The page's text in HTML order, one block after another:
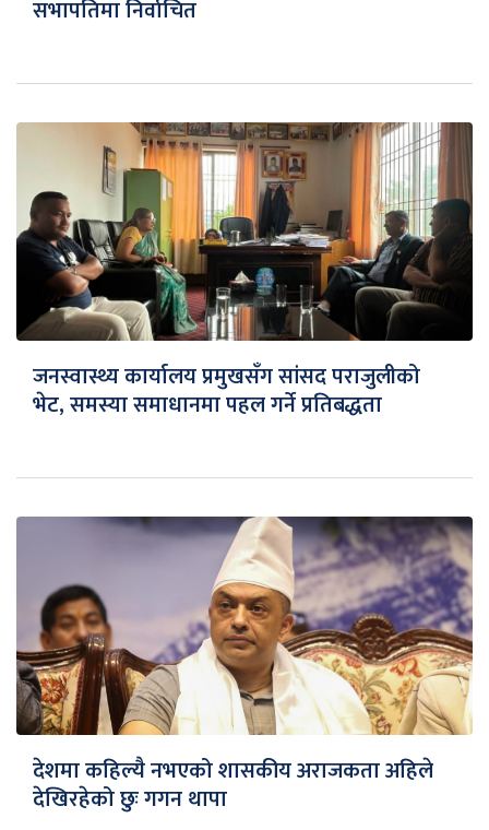
सभापतिमा निर्वाचित
जनस्वास्थ्य कार्यालय प्रमुखसँग सांसद पराजुलीको
भेट, समस्या समाधानमा पहल गर्ने प्रतिबद्धता
देशमा कहिल्यै नभएको शासकीय अराजकता अहिले
देखिरहेको छुः गगन थापा